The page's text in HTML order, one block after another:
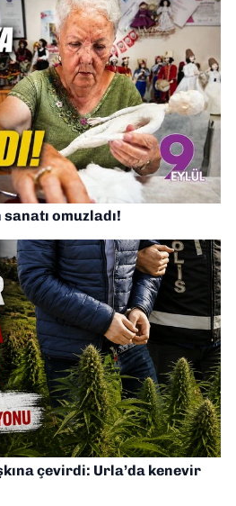
omuzladı!
çevirdi: Urla’da kenevir